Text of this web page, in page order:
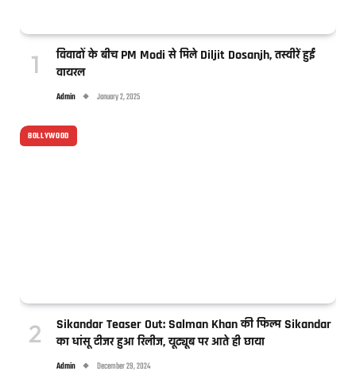
विवादों के बीच PM Modi से मिले Diljit Dosanjh, तस्वीरें हुईं
वायरल
Admin January 2, 2025
BOLLYWOOD
Sikandar Teaser Out: Salman Khan की फिल्म Sikandar
का धांसू टीजर हुआ रिलीज, यूट्यूब पर आते ही छाया
Admin December 29, 2024